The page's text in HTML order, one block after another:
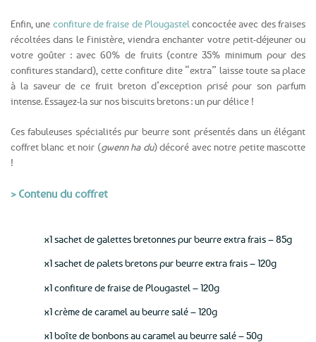
Enfin, une confiture de fraise de Plougastel concoctée avec des fraises
récoltées dans le Finistère, viendra enchanter votre petit-déjeuner ou
votre goûter : avec 60% de fruits (contre 35% minimum pour des
confitures standard), cette confiture dite “extra” laisse toute sa place
à la saveur de ce fruit breton d’exception prisé pour son parfum
intense. Essayez-la sur nos biscuits bretons : un pur délice !
Ces fabuleuses spécialités pur beurre sont présentés dans un élégant
coffret blanc et noir (gwenn ha du) décoré avec notre petite mascotte
!
> Contenu du coffret
x1 sachet de galettes bretonnes pur beurre extra frais – 85g
x1 sachet de palets bretons pur beurre extra frais – 120g
x1 confiture de fraise de Plougastel – 120g
x1 crème de caramel au beurre salé – 120g
x1 boîte de bonbons au caramel au beurre salé – 50g